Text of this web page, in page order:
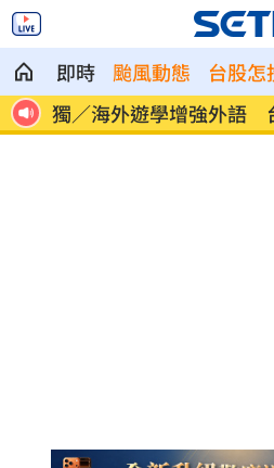
即時 颱風動態 台股怎
、
長尾獼猴失控狂襲居民！
因